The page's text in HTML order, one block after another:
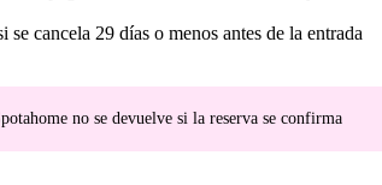
se cancela 29 días o menos antes de la entrada
no se devuelve si la reserva se confirma